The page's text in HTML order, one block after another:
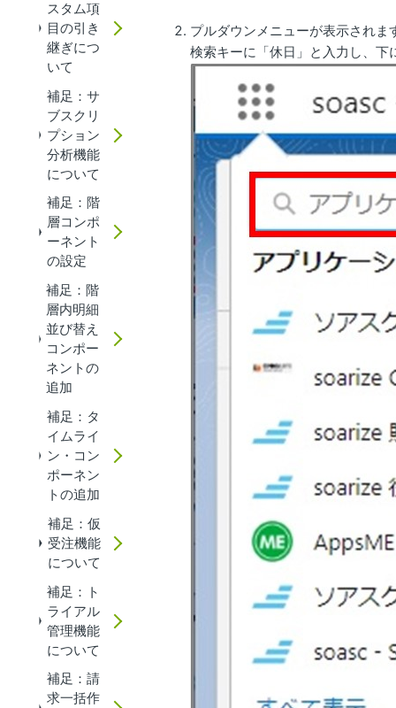
スタム項
目の引き
継ぎにつ
いて
補足：サ
ブスクリ
プション
分析機能
について
補足：階
層コンポ
ーネント
の設定
補足：階
層内明細
並び替え
コンポー
ネントの
追加
補足：タ
イムライ
ン・コン
ポーネン
トの追加
補足：仮
受注機能
について
補足：ト
ライアル
管理機能
について
補足：請
求一括作
プルダウンメニューが表示されま
検索キーに「休日」と入力し、